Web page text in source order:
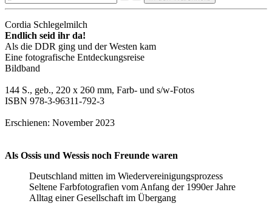
Cordia Schlegelmilch
Endlich seid ihr da!
Als die DDR ging und der Westen kam
Eine fotografische Entdeckungsreise
Bildband
144 S., geb., 220 x 260 mm, Farb- und s/w-Fotos
ISBN 978-3-96311-792-3
Erschienen: November 2023
Als Ossis und Wessis noch Freunde waren
Deutschland mitten im Wiedervereinigungsprozess
Seltene Farbfotografien vom Anfang der 1990er Jahre
Alltag einer Gesellschaft im Übergang